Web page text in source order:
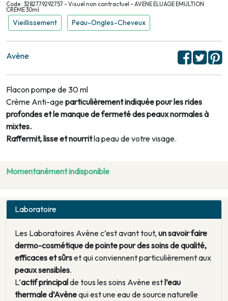
Code : 3282779292757 - Visuel non contractuel - AVENE ELUAGE EMULTION
CREME 30ml
Vieillissement Peau-Ongles-Cheveux
Avène
Flacon pompe de 30 ml
Crème Anti-ageparticulièrement indiquée pour les rides
profondes et le manque de fermeté des peaux normales à
mixtes.
Raffermit, lisse et nourritla peau de votre visage.
Momentanément indisponible
Laboratoire
Les Laboratoires Avène c’est avant tout, un savoir faire
dermo-cosmétique de pointe pour des soins de qualité,
efficaces et sûrset qui conviennent particulièrement aux
peaux sensibles.
L’actif principalde tous les soins Avène estl’eau
thermale d’Avènequi est une eau de source naturelle